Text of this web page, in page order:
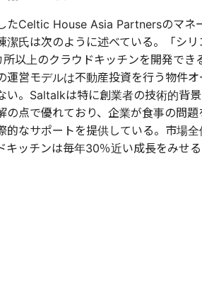
たCeltic House Asia Partnersのマネ
潔氏は次のように述べている。「シリ
以上のクラウドキッチンを開発でき
運営モデルは不動産投資を行う物件オ
い。Saltalkは特に創業者の技術的背景
の点で優れており、企業が食事の問題
的なサポートを提供している。市場全
キッチンは毎年30％近い成長をみせる